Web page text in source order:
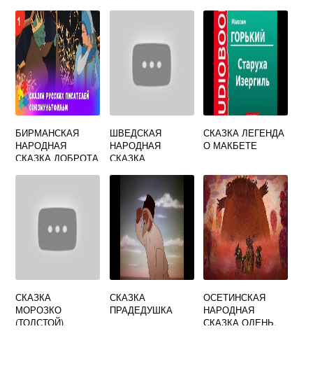
БИРМАНСКАЯ
НАРОДНАЯ
СКАЗКА ДОБРОТА
ШВЕДСКАЯ
НАРОДНАЯ
СКАЗКА
СКАЗКА ЛЕГЕНДА
О МАКБЕТЕ
СКАЗКА
МОРОЗКО
(ТОЛСТОЙ)
СКАЗКА
ПРАДЕДУШКА
ОСЕТИНСКАЯ
НАРОДНАЯ
СКАЗКА ОЛЕНЬ,